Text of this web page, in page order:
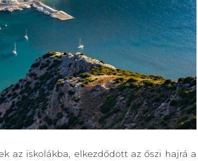
az iskolákba, elkezdődött az őszi hajrá a